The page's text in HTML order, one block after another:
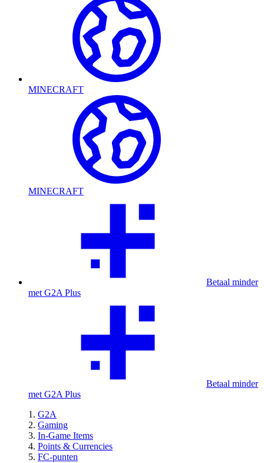
MINECRAFT
MINECRAFT
Betaal minder
met G2A Plus
Betaal minder
met G2A Plus
G2A
Gaming
In-Game Items
Points & Currencies
FC-punten